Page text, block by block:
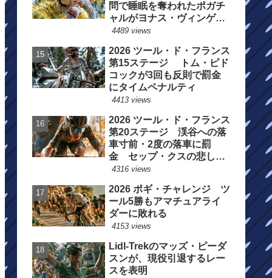
問で睡眠を奪われたポガチ
ャルがヨナス・ヴィンゲゴ
ーの離脱を惜しむ
4489 views
2026 ツール・ド・フランス
第15ステージ トム・ピド
コックが3回も反則で罰金
にタイムペナルティ
4413 views
2026 ツール・ド・フランス
第20ステージ 渓谷への落
車寸前・2度の落車に罰
金 セップ・クスの悲しい
一日
4316 views
2026 ポギ・チャレンジ ツ
ール5勝もアマチュアライ
ダーに敗れる
4153 views
Lidl-Trekのマッズ・ピーダ
スンが、現役引退するレー
スを表明